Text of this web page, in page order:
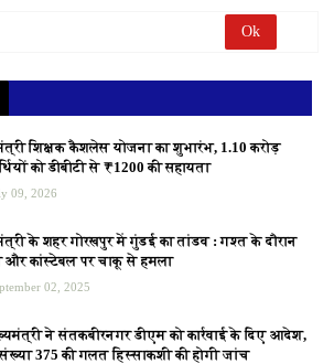
शिक्षक कैशलेस योजना का शुभारंभ, 1.10 करोड़
को डीबीटी से ₹1200 की सहायता
09, 2026
के शहर गोरखपुर में गुंडई का तांडव : गश्त के दौरान
और कांस्टेबल पर चाकू से हमला
02, 2025
ने संतकबीरनगर डीएम को कार्रवाई के दिए आदेश,
संख्या 375 की गलत हिस्साकशी की होगी जांच